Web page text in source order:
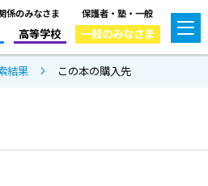
係のみなさま
高等学校
保護者・塾・一般
一般のみなさま
結果 この本の購入先